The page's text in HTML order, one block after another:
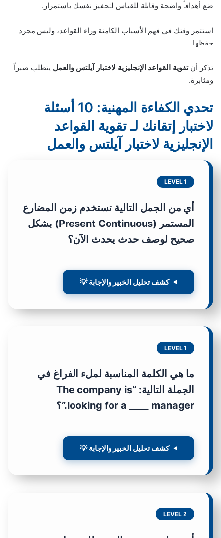
ضع أهدافاً واضحة وقابلة للقياس لتحفيز نفسك باستمرار.
استثمر وقتك في فهم الأسباب الكامنة وراء القواعد، وليس مجرد
حفظها.
تذكر أنتقوية القواعد الإنجليزية لاختبار آيلتس والعمل يتطلب صبراً
ومثابرة.
تحدي الكفاءة المهنية: 10 أسئلة
لاختبار إتقانك لـ تقوية القواعد
الإنجليزية لاختبار آيلتس والعمل
LEVEL 1
أي من الجمل التالية تستخدم زمن المضارع
المستمر (Present Continuous) بشكل
صحيح لوصف حدث يحدث الآن؟
كشف تحليل الخبير والإجابة 💡
LEVEL 1
ما هي الكلمة المناسبة لملء الفراغ في
الجملة التالية: “The company is
looking for a ____ manager.”؟
كشف تحليل الخبير والإجابة 💡
LEVEL 2